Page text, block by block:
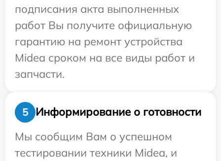
подписания акта выполненных
работ Вы получите официальную
гарантию на ремонт устройства
Midea сроком на все виды работ и
запчасти.
5
Информирование о готовности
Мы сообщим Вам о успешном
тестировании техники Midea, и